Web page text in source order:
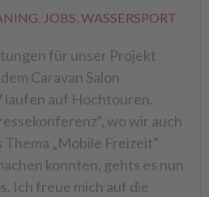
JOBS WASSERSPORT
für unser Projekt
Caravan Salon
laufen auf Hochtouren.
wo wir auch
„Mobile Freizeit“
konnten, gehts es nun
Ich freue mich auf die